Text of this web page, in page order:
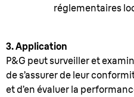
réglementaires
3. Application
P&G peut surveiller et
de s’assurer de leur
et d’en évaluer la